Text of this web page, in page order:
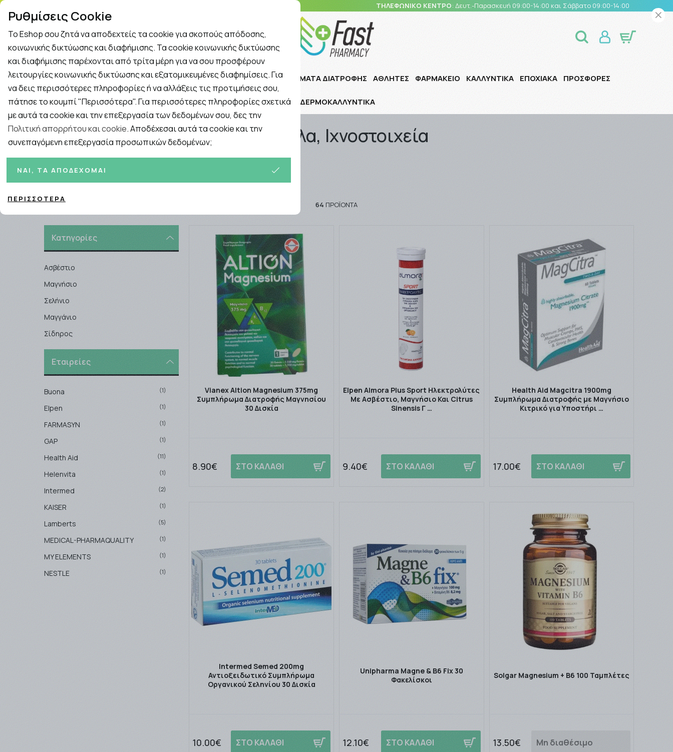
ΤΗΛΕΦΩΝΙΚΟ ΚΕΝΤΡΟ: Δευτ.-Παρασκευή 09:00-14:00 και Σάββατο 09:00-14:00
Rapid Test Γρίπη - Κρυολόγημα
Εταιρείες ΓΥΝΑΙΚΑ ΑΝΔΡΑΣ ΜΗΤΕΡΑ ΚΑΙ ΠΑΙΔΙ ΣΥΜΠΛΗΡΩΜΑΤΑ ΔΙΑΤΡΟΦΗΣ ΑΘΛΗΤΕΣ ΦΑΡΜΑΚΕΙΟ ΚΑΛΛΥΝΤΙΚΑ ΕΠΟΧΙΑΚΑ ΠΡΟΣΦΟΡΕΣ
ΔΕΡΜΟΚΑΛΛΥΝΤΙΚΑ
Αρχική / ΣΥΜΠΛΗΡΩΜΑΤΑ ΔΙΑΤΡΟΦΗΣ / Μέταλλα, Ιχνοστοιχεία
Μέταλλα, Ιχνοστοιχεία
Ταξινόμηση Προβολή
64 ΠΡΟΪΌΝΤΑ
Κατηγορίες
Ασβέστιο
Μαγνήσιο
Σελήνιο
Μαγγάνιο
Σίδηρος
Εταιρείες
Buona (1)
Elpen (1)
FARMASYN (1)
GAP (1)
Health Aid (11)
Helenvita (1)
Intermed (2)
KAISER (1)
Lamberts (5)
MEDICAL-PHARMAQUALITY (1)
MY ELEMENTS (1)
NESTLE (1)
Vianex Altion Magnesium 375mg
Συμπλήρωμα Διατροφής Μαγνησίου
30 Δισκία
8.90€ ΣΤΟ ΚΑΛΑΘΙ
Elpen Almora Plus Sport Ηλεκτρολύτες
Με Ασβέστιο, Μαγνήσιο Και Citrus
Sinensis Γ …
9.40€ ΣΤΟ ΚΑΛΑΘΙ
Health Aid Magcitra 1900mg
Συμπλήρωμα Διατροφής με Μαγνήσιο
Κιτρικό για Υποστήρι …
17.00€ ΣΤΟ ΚΑΛΑΘΙ
Intermed Semed 200mg
Αντιοξειδωτικό Συμπλήρωμα
Οργανικού Σεληνίου 30 Δισκία
10.00€ ΣΤΟ ΚΑΛΑΘΙ
Unipharma Magne & B6 Fix 30
Φακελίσκοι
12.10€ ΣΤΟ ΚΑΛΑΘΙ
Solgar Magnesium + B6 100 Ταμπλέτες
13.50€ Μη διαθέσιμο
Ρυθμίσεις Cookie
Το Eshop σου ζητά να αποδεχτείς τα cookie για σκοπούς απόδοσης,
κοινωνικής δικτύωσης και διαφήμισης. Τα cookie κοινωνικής δικτύωσης
και διαφήμισης παρέχονται από τρίτα μέρη για να σου προσφέρουν
λειτουργίες κοινωνικής δικτύωσης και εξατομικευμένες διαφημίσεις. Για
να δεις περισσότερες πληροφορίες ή να αλλάξεις τις προτιμήσεις σου,
πάτησε το κουμπί "Περισσότερα". Για περισσότερες πληροφορίες σχετικά
με αυτά τα cookie και την επεξεργασία των δεδομένων σου, δες την
Πολιτική απορρήτου και cookie. Αποδέχεσαι αυτά τα cookie και την
συνεπαγόμενη επεξεργασία προσωπικών δεδομένων;
ΝΑΙ, ΤΑ ΑΠΟΔΈΧΟΜΑΙ
ΠΕΡΙΣΣΌΤΕΡΑ